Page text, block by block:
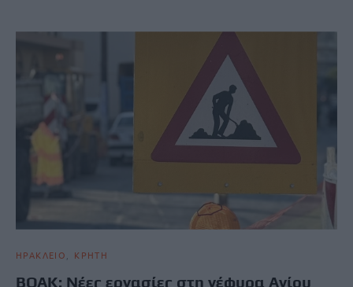
ΗΡΑΚΛΕΙΟ ΚΡΗΤΗ
ΒΟΑΚ: Νέες εργασίες στη γέφυρα Aγίου